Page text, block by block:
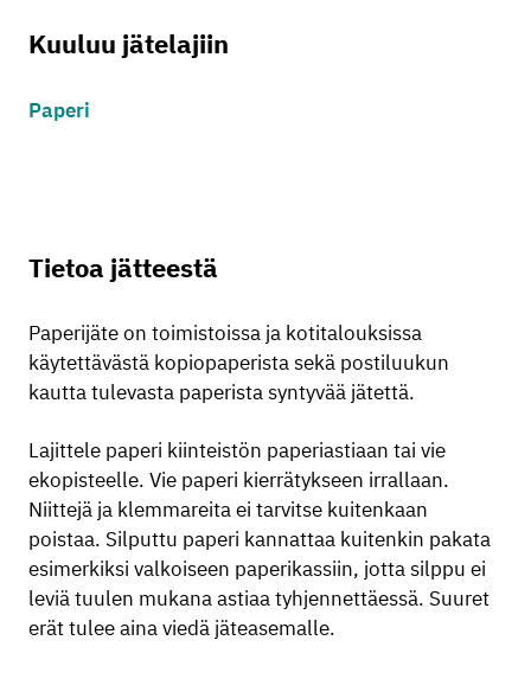
Kuuluu jätelajiin
Paperi
Tietoa jätteestä
Paperijäte on toimistoissa ja kotitalouksissa
käytettävästä kopiopaperista sekä postiluukun
kautta tulevasta paperista syntyvää jätettä.
Lajittele paperi kiinteistön paperiastiaan tai vie
ekopisteelle. Vie paperi kierrätykseen irrallaan.
Niittejä ja klemmareita ei tarvitse kuitenkaan
poistaa. Silputtu paperi kannattaa kuitenkin pakata
esimerkiksi valkoiseen paperikassiin, jotta silppu ei
leviä tuulen mukana astiaa tyhjennettäessä. Suuret
erät tulee aina viedä jäteasemalle.